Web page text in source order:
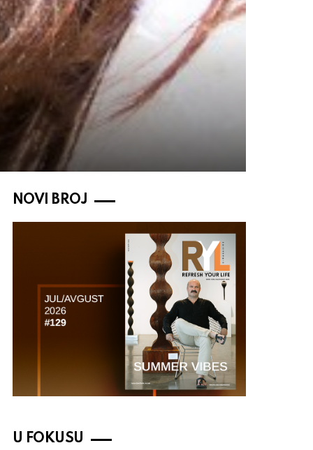
NOVI BROJ
U FOKUSU